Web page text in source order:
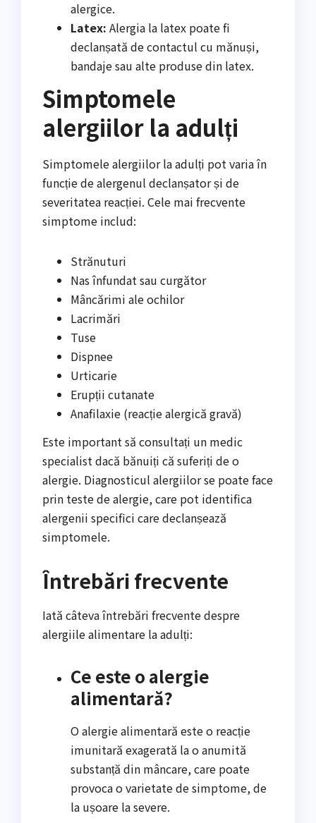
alergice.
Latex: Alergia la latex poate fi
declanșată de contactul cu mănuși,
bandaje sau alte produse din latex.
Simptomele
alergiilor la adulți
Simptomele alergiilor la adulți pot varia în
funcție de alergenul declanșator și de
severitatea reacției. Cele mai frecvente
simptome includ:
Strănuturi
Nas înfundat sau curgător
Mâncărimi ale ochilor
Lacrimări
Tuse
Dispnee
Urticarie
Erupții cutanate
Anafilaxie (reacție alergică gravă)
Este important să consultați un medic
specialist dacă bănuiți că suferiți de o
alergie. Diagnosticul alergiilor se poate face
prin teste de alergie, care pot identifica
alergenii specifici care declanșează
simptomele.
Întrebări frecvente
Iată câteva întrebări frecvente despre
alergiile alimentare la adulți:
Ce este o alergie
alimentară?
O alergie alimentară este o reacție
imunitară exagerată la o anumită
substanță din mâncare, care poate
provoca o varietate de simptome, de
la ușoare la severe.